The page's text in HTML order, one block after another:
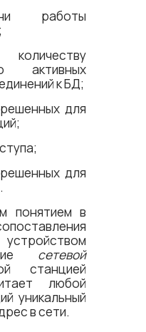
работы
активных
к БД;
для
для
понятием в
сетевой
станцией
любой
уникальный
в сети.